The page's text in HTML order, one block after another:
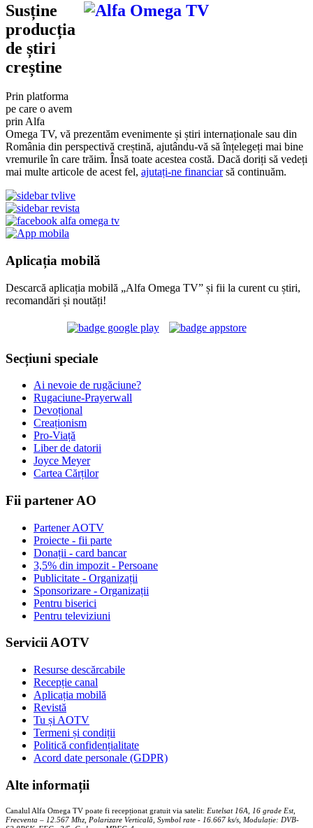
Susține
producția
de știri
creștine
Prin platforma
pe care o avem
prin Alfa
Omega TV, vă prezentăm evenimente și știri internaționale sau din
România din perspectivă creștină, ajutându-vă să înțelegeți mai bine
vremurile în care trăim. Însă toate acestea costă. Dacă doriți să vedeți
mai multe articole de acest fel, ajutați-ne financiarsă continuăm.
Aplicația mobilă
Descarcă aplicația mobilă „Alfa Omega TV” și fii la curent cu știri,
recomandări și noutăți!
Secțiuni speciale
Ai nevoie de rugăciune?
Rugaciune-Prayerwall
Devoțional
Creaționism
Pro-Viață
Liber de datorii
Joyce Meyer
Cartea Cărților
Fii partener AO
Partener AOTV
Proiecte - fii parte
Donații - card bancar
3,5% din impozit - Persoane
Publicitate - Organizații
Sponsorizare - Organizații
Pentru biserici
Pentru televiziuni
Servicii AOTV
Resurse descărcabile
Recepție canal
Aplicația mobilă
Revistă
Tu și AOTV
Termeni și condiții
Politică confidențialitate
Acord date personale (GDPR)
Alte informații
Canalul Alfa Omega TV poate fi recepționat gratuit via satelit: Eutelsat 16A, 16 grade Est,
Frecventa – 12.567 Mhz, Polarizare Verticală, Symbol rate - 16.667 ks/s, Modulație: DVB-